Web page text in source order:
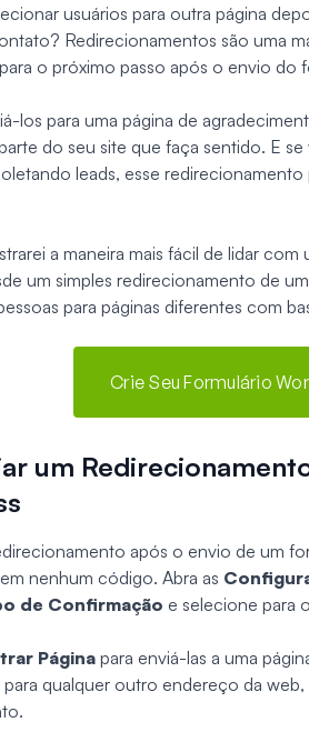
usuários para outra página
Redirecionamentos são uma
o próximo passo após o envio do
los para uma página de
do seu site que faça sentido. E
leads, esse
a maneira mais fácil de lidar
um simples redirecionamento de
para páginas diferentes com
Crie Seu Formulário
um
após o envio de um
nenhum código. Abra as
de Confirmação e selecione para
Páginapara enviá-las a uma
qualquer outro endereço da